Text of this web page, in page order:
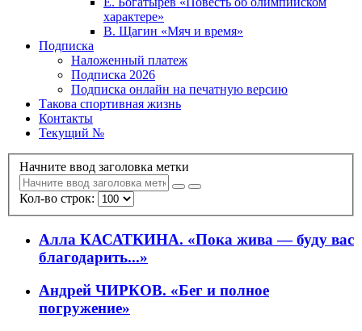
характере»
В. Щагин «Мяч и время»
Подписка
Наложенный платеж
Подписка 2026
Подписка онлайн на печатную версию
Такова спортивная жизнь
Контакты
Текущий №
Начните ввод заголовка метки
Кол-во строк:
Алла КАСАТКИНА. «Пока жива — буду вас
благодарить...»
Андрей ЧИРКОВ. «Бег и полное
погружение»